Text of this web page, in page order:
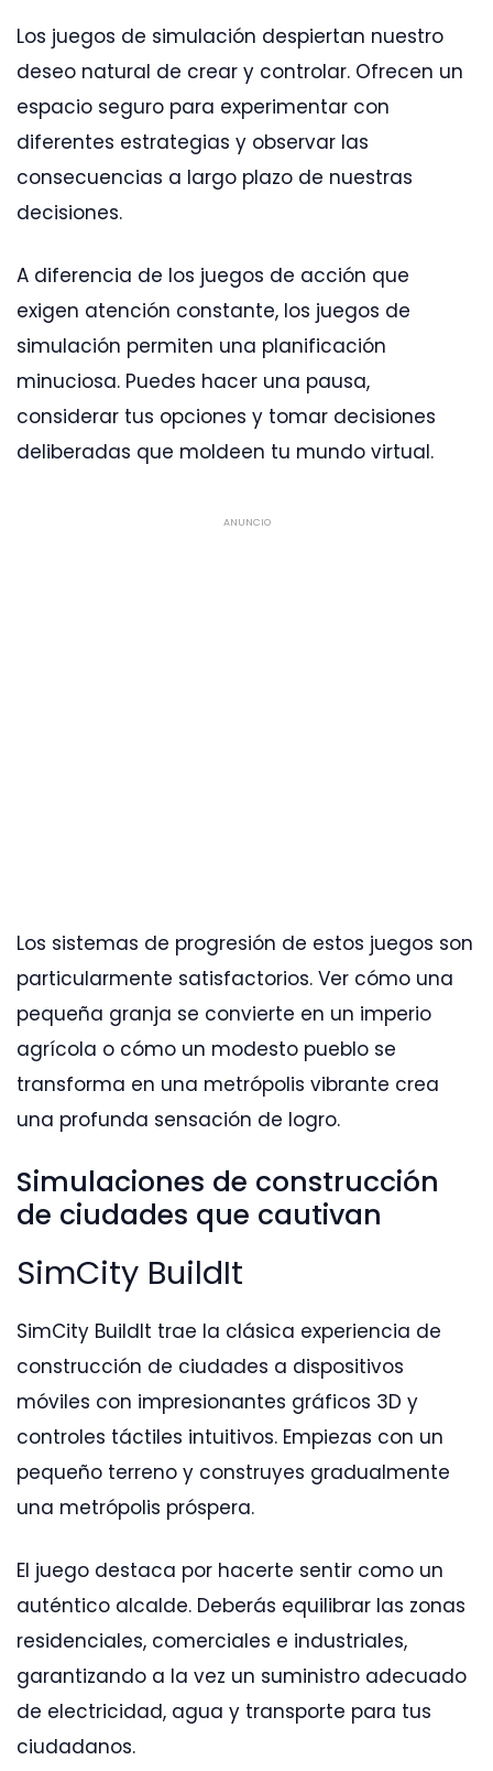
Los juegos de simulación despiertan nuestro
deseo natural de crear y controlar. Ofrecen un
espacio seguro para experimentar con
diferentes estrategias y observar las
consecuencias a largo plazo de nuestras
decisiones.
A diferencia de los juegos de acción que
exigen atención constante, los juegos de
simulación permiten una planificación
minuciosa. Puedes hacer una pausa,
considerar tus opciones y tomar decisiones
deliberadas que moldeen tu mundo virtual.
ANUNCIO
Los sistemas de progresión de estos juegos son
particularmente satisfactorios. Ver cómo una
pequeña granja se convierte en un imperio
agrícola o cómo un modesto pueblo se
transforma en una metrópolis vibrante crea
una profunda sensación de logro.
Simulaciones de construcción
de ciudades que cautivan
SimCity BuildIt
SimCity BuildIt trae la clásica experiencia de
construcción de ciudades a dispositivos
móviles con impresionantes gráficos 3D y
controles táctiles intuitivos. Empiezas con un
pequeño terreno y construyes gradualmente
una metrópolis próspera.
El juego destaca por hacerte sentir como un
auténtico alcalde. Deberás equilibrar las zonas
residenciales, comerciales e industriales,
garantizando a la vez un suministro adecuado
de electricidad, agua y transporte para tus
ciudadanos.